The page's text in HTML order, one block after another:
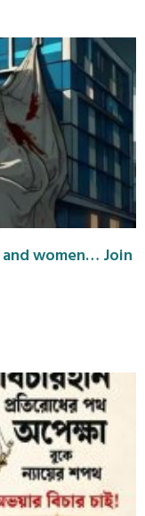
women… Join